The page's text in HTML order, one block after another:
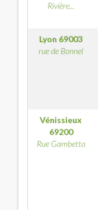
Rivière...
Lyon 69003
rue de Bonnel
Vénissieux
69200
Rue Gambetta